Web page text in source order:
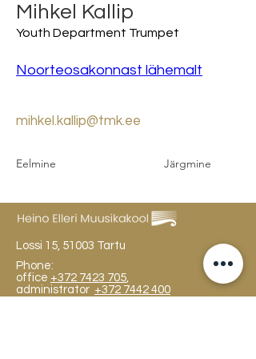
Mihkel Kallip
Youth Department Trumpet
Noorteosakonnast lähemalt
mihkel.kallip@tmk.ee
Eelmine Järgmine
Lossi 15, 51003 Tartu
Phone:
office +372 7423 705,
administrator +372 7442 400